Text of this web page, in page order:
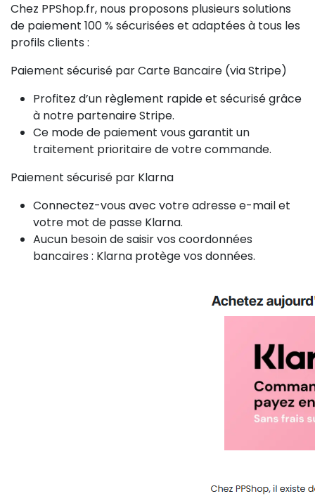
Chez PPShop.fr, nous proposons plusieurs solutions
de paiement 100 % sécurisées et adaptées à tous les
profils clients :
Paiement sécurisé par Carte Bancaire (via Stripe)
Profitez d’un règlement rapide et sécurisé grâce
à notre partenaire Stripe.
Ce mode de paiement vous garantit un
traitement prioritaire de votre commande.
Paiement sécurisé par Klarna
Connectez-vous avec votre adresse e-mail et
votre mot de passe Klarna.
Aucun besoin de saisir vos coordonnées
bancaires : Klarna protège vos données.